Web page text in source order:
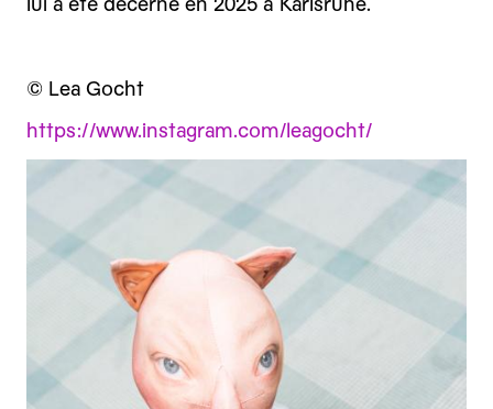
© Lea Gocht
https://www.instagram.com/leagocht/